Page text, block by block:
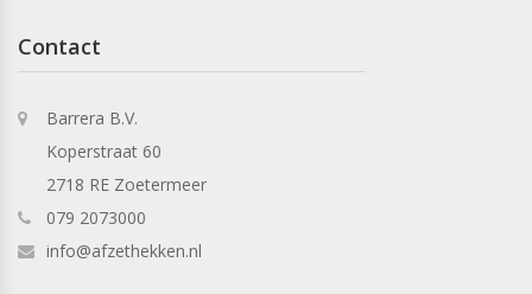
Contact
Barrera B.V.
Koperstraat 60
2718 RE Zoetermeer
079 2073000
info@afzethekken.nl